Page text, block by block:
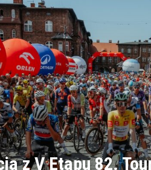
z V Etapu 82.